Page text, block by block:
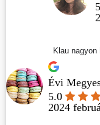
Klau
Évi
5.0
2024